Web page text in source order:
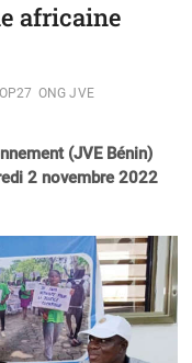
africaine
ONG JVE
(JVE Bénin)
2 novembre 2022